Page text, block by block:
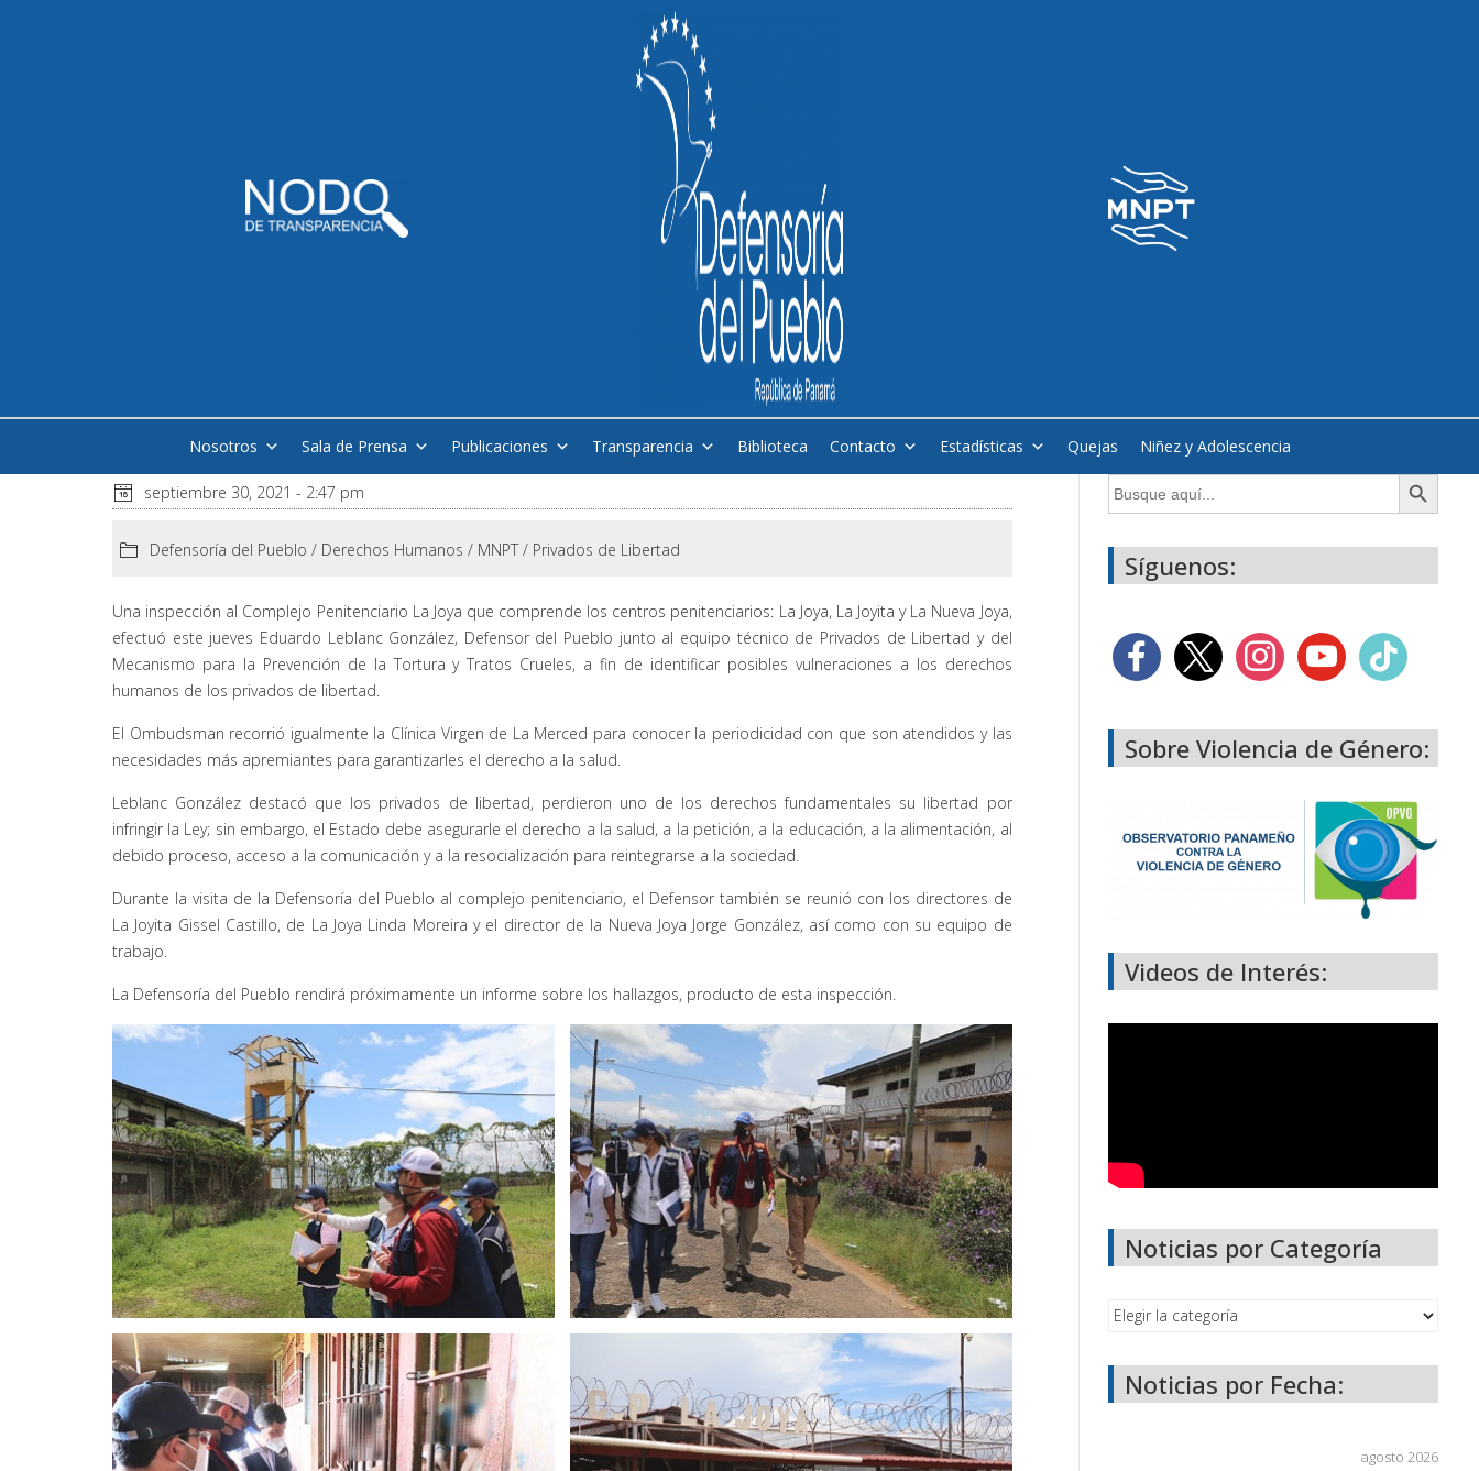
Nosotros Sala de Prensa Publicaciones Transparencia Biblioteca Contacto Estadísticas Quejas Niñez y Adolescencia
septiembre 30, 2021 - 2:47 pm
Defensoría del Pueblo / Derechos Humanos / MNPT / Privados de Libertad
Una inspección al Complejo Penitenciario La Joya que comprende los centros penitenciarios: La Joya, La Joyita y La Nueva Joya,
efectuó este jueves Eduardo Leblanc González, Defensor del Pueblo junto al equipo técnico de Privados de Libertad y del
Mecanismo para la Prevención de la Tortura y Tratos Crueles, a fin de identificar posibles vulneraciones a los derechos
humanos de los privados de libertad.
El Ombudsman recorrió igualmente la Clínica Virgen de La Merced para conocer la periodicidad con que son atendidos y las
necesidades más apremiantes para garantizarles el derecho a la salud.
Leblanc González destacó que los privados de libertad, perdieron uno de los derechos fundamentales su libertad por
infringir la Ley; sin embargo, el Estado debe asegurarle el derecho a la salud, a la petición, a la educación, a la alimentación, al
debido proceso, acceso a la comunicación y a la resocialización para reintegrarse a la sociedad.
Durante la visita de la Defensoría del Pueblo al complejo penitenciario, el Defensor también se reunió con los directores de
La Joyita Gissel Castillo, de La Joya Linda Moreira y el director de la Nueva Joya Jorge González, así como con su equipo de
trabajo.
La Defensoría del Pueblo rendirá próximamente un informe sobre los hallazgos, producto de esta inspección.
Buscar: Botón de búsqueda
Síguenos:
Sobre Violencia de Género:
Videos de Interés:
Noticias por Categoría
Noticias por Fecha:
agosto 2026